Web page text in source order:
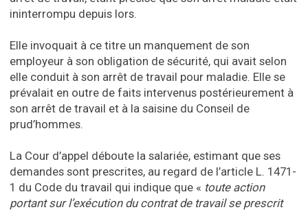
ininterrompu depuis lors.
Elle invoquait à ce titre un manquement de son
employeur à son obligation de sécurité, qui avait selon
elle conduit à son arrêt de travail pour maladie. Elle se
prévalait en outre de faits intervenus postérieurement à
son arrêt de travail et à la saisine du Conseil de
prud’hommes.
La Cour d’appel déboute la salariée, estimant que ses
demandes sont prescrites, au regard de l’article L. 1471-
1 du Code du travail qui indique que « toute action
portant sur l’exécution du contrat de travail se prescrit